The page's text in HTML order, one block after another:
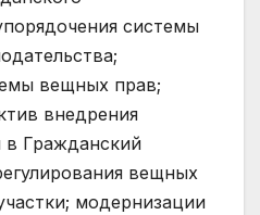
системы
вещных прав;
внедрения
в Гражданский
вещных
модернизации